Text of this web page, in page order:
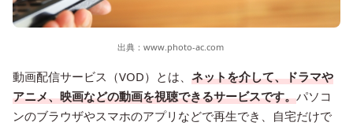
出典： www.photo-ac.com
動画配信サービス（VOD）とは、 ネットを介して、ドラマや
アニメ、映画などの動画を視聴できるサービスです。パソコ
ンのブラウザやスマホのアプリなどで再生でき、自宅だけで